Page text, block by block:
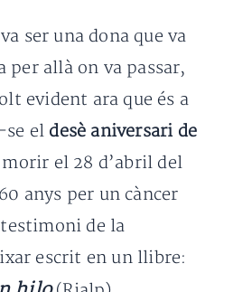
ser una dona que va
per allà on va passar,
evident ara que és a
el desè aniversari de
morir el 28 d’abril del
anys per un càncer
de la
escrit en un llibre: